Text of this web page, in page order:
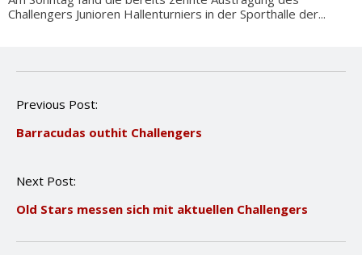
Challengers Junioren Hallenturniers in der Sporthalle der...
P
s
a
i
Previous Post:
Barracudas outhit Challengers
Next Post:
Old Stars messen sich mit aktuellen Challengers